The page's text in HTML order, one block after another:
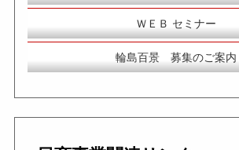
ＷＥＢ セミナー
輪島百景 募集のご案内